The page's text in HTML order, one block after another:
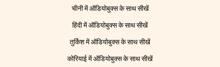
चीनी में ऑडियोबुक्स के साथ सीखें
हिंदी में ऑडियोबुक्स के साथ सीखें
तुर्किश में ऑडियोबुक्स के साथ सीखें
कोरियाई में ऑडियोबुक्स के साथ सीखें